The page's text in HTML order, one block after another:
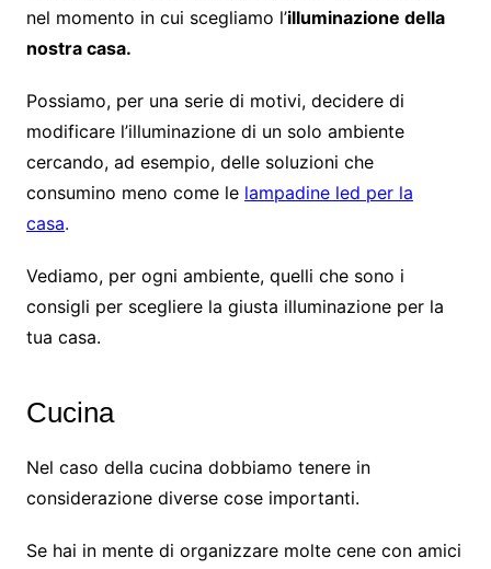
nel momento in cui scegliamo l’illuminazione della
nostra casa.
Possiamo, per una serie di motivi, decidere di
modificare l’illuminazione di un solo ambiente
cercando, ad esempio, delle soluzioni che
consumino meno come le lampadine led per la
casa.
Vediamo, per ogni ambiente, quelli che sono i
consigli per scegliere la giusta illuminazione per la
tua casa.
Cucina
Nel caso della cucina dobbiamo tenere in
considerazione diverse cose importanti.
Se hai in mente di organizzare molte cene con amici